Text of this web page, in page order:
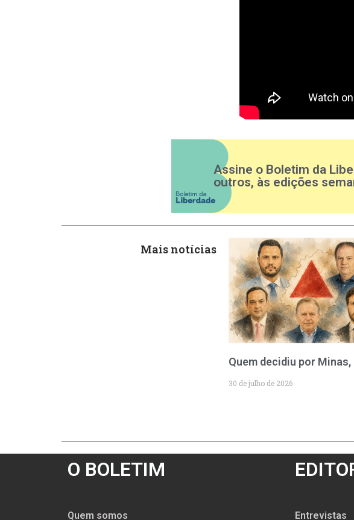
Assine o Boletim da
outros, às edições
Mais notícias
Quem decidiu por Minas,
30 de julho de 2026
O BOLETIM
Quem somos Entrevistas